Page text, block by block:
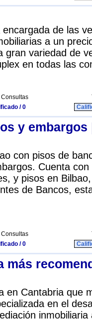
de las
a un
gran variedad de
en todas las
Consultas
/ 0
y
con pisos de
Cuenta
y pisos en
de Bancos,
Consultas
/ 0
más
en Cantabria que
en el